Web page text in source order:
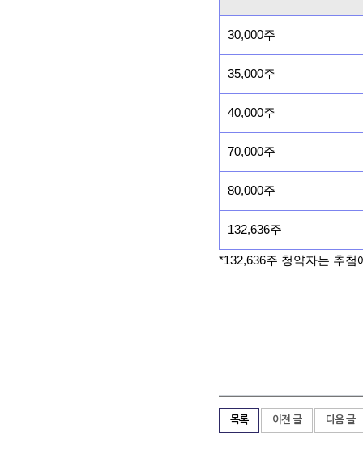
30,000주
35,000주
40,000주
70,000주
80,000주
132,636주
*132,636주 청약자는 추
목록 이전 글 다음 글